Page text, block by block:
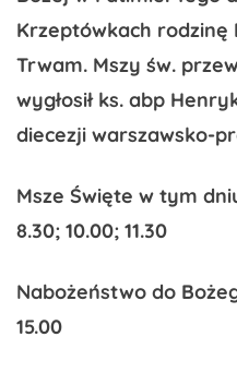
Krzeptówkach rodzinę
Trwam. Mszy św.
wygłosił ks. abp
diecezji warszawsko-
Msze Święte w tym
8.30; 10.00; 11.30
Nabożeństwo do
15.00